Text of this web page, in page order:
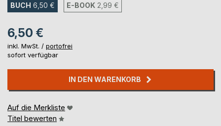
BUCH 6,50 € E-BOOK 2,99 €
6,50 €
inkl. MwSt. / portofrei
sofort verfügbar
IN DEN WARENKORB
Auf die Merkliste
Titel bewerten